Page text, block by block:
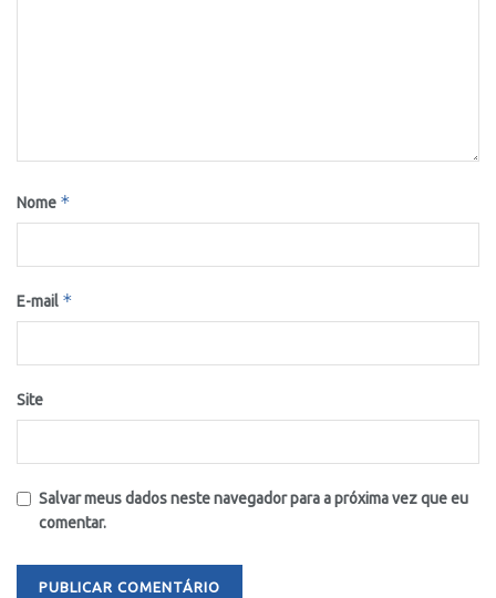
Nome *
E-mail *
Site
Salvar meus dados neste navegador para a próxima vez que eu
comentar.